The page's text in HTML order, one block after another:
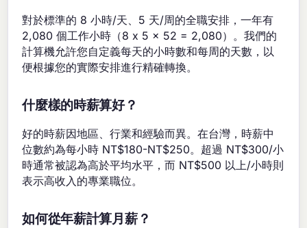
對於標準的 8 小時/天、5 天/周的全職安排，一年有
2,080 個工作小時（8 x 5 x 52 = 2,080）。我們的
計算機允許您自定義每天的小時數和每周的天數，以
便根據您的實際安排進行精確轉換。
什麼樣的時薪算好？
好的時薪因地區、行業和經驗而異。在台灣，時薪中
位數約為每小時 NT$180-NT$250。超過 NT$300/小
時通常被認為高於平均水平，而 NT$500 以上/小時則
表示高收入的專業職位。
如何從年薪計算月薪？